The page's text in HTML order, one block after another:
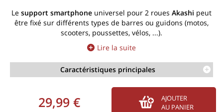
Le support smartphone universel pour 2 roues Akashi peut
être fixé sur différents types de barres ou guidons (motos,
scooters, poussettes, vélos, ...).
Lire la suite
Caractéristiques principales
29,99 €
AJOUTER
AU PANIER